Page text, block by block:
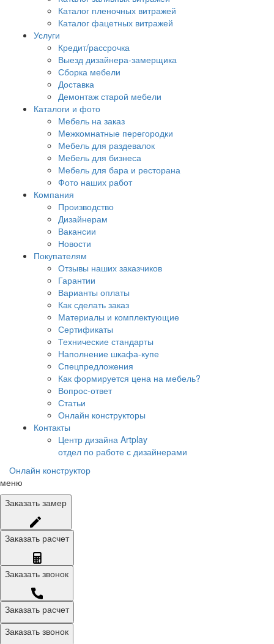
Каталог пленочных витражей
Каталог фацетных витражей
Услуги
Кредит/рассрочка
Выезд дизайнера-замерщика
Сборка мебели
Доставка
Демонтаж старой мебели
Каталоги и фото
Мебель на заказ
Межкомнатные перегородки
Мебель для раздевалок
Мебель для бизнеса
Мебель для бара и ресторана
Фото наших работ
Компания
Производство
Дизайнерам
Вакансии
Новости
Покупателям
Отзывы наших заказчиков
Гарантии
Варианты оплаты
Как сделать заказ
Материалы и комплектующие
Сертификаты
Технические стандарты
Наполнение шкафа-купе
Спецпредложения
Как формируется цена на мебель?
Вопрос-ответ
Статьи
Онлайн конструкторы
Контакты
Центр дизайна Artplay
отдел по работе с дизайнерами
Онлайн конструктор
меню
Заказать замер
Заказать расчет
Заказать звонок
Заказать расчет
Заказать звонок